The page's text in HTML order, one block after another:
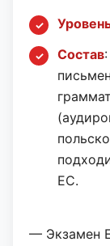
Состав
ЕС.
— Экзамен